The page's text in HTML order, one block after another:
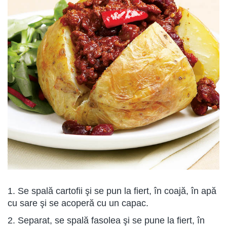
1. Se spală cartofii şi se pun la fiert, în coajă, în apă
cu sare şi se acoperă cu un capac.
2. Separat, se spală fasolea şi se pune la fiert, în